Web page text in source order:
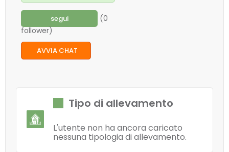
segui
(0
follower)
AVVIA CHAT
Tipo di allevamento
L'utente non ha ancora caricato
nessuna tipologia di allevamento.